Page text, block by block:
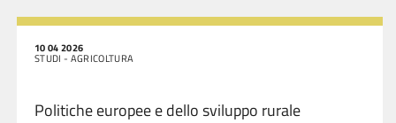
10 04 2026
STUDI - AGRICOLTURA
Politiche europee e dello sviluppo rurale